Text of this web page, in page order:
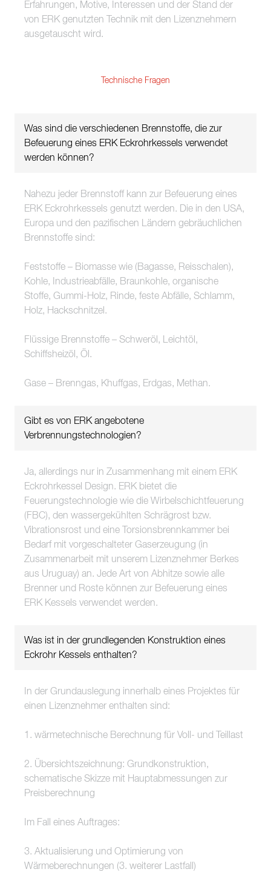
Erfahrungen, Motive, Interessen und der Stand der
von ERK genutzten Technik mit den Lizenznehmern
ausgetauscht wird.
Technische Fragen
Was sind die verschiedenen Brennstoffe, die zur
Befeuerung eines ERK Eckrohrkessels verwendet
werden können?
Nahezu jeder Brennstoff kann zur Befeuerung eines
ERK Eckrohrkessels genutzt werden. Die in den USA,
Europa und den pazifischen Ländern gebräuchlichen
Brennstoffe sind:
Feststoffe – Biomasse wie (Bagasse, Reisschalen),
Kohle, Industrieabfälle, Braunkohle, organische
Stoffe, Gummi-Holz, Rinde, feste Abfälle, Schlamm,
Holz, Hackschnitzel.
Flüssige Brennstoffe – Schweröl, Leichtöl,
Schiffsheizöl, Öl.
Gase – Brenngas, Khuffgas, Erdgas, Methan.
Gibt es von ERK angebotene
Verbrennungstechnologien?
Ja, allerdings nur in Zusammenhang mit einem ERK
Eckrohrkessel Design. ERK bietet die
Feuerungstechnologie wie die Wirbelschichtfeuerung
(FBC), den wassergekühlten Schrägrost bzw.
Vibrationsrost und eine Torsionsbrennkammer bei
Bedarf mit vorgeschalteter Gaserzeugung (in
Zusammenarbeit mit unserem Lizenznehmer Berkes
aus Uruguay) an. Jede Art von Abhitze sowie alle
Brenner und Roste können zur Befeuerung eines
ERK Kessels verwendet werden.
Was ist in der grundlegenden Konstruktion eines
Eckrohr Kessels enthalten?
In der Grundauslegung innerhalb eines Projektes für
einen Lizenznehmer enthalten sind:
1. wärmetechnische Berechnung für Voll- und Teillast
2. Übersichtszeichnung: Grundkonstruktion,
schematische Skizze mit Hauptabmessungen zur
Preisberechnung
Im Fall eines Auftrages:
3. Aktualisierung und Optimierung von
Wärmeberechnungen (3. weiterer Lastfall)